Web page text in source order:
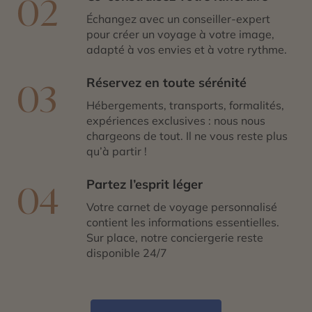
02
Échangez avec un conseiller-expert
pour créer un voyage à votre image,
adapté à vos envies et à votre rythme.
03 Réservez en toute sérénité
Hébergements, transports, formalités,
expériences exclusives : nous nous
chargeons de tout. Il ne vous reste plus
qu’à partir !
04 Partez l’esprit léger
Votre carnet de voyage personnalisé
contient les informations essentielles.
Sur place, notre conciergerie reste
disponible 24/7